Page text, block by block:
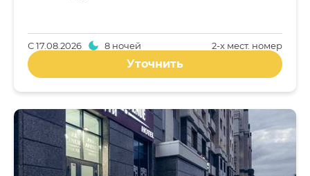
2-x мест. номер
С17.08.2026 8 ночей
Уточнить